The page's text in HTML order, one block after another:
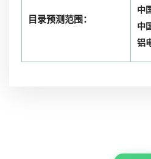
目录预测范围：
中
中
铝